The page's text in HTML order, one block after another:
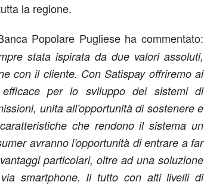
la regione.
Popolare Pugliese ha commentato:
stata ispirata da due valori assoluti,
con il cliente. Con Satispay offriremo ai
per lo sviluppo dei sistemi di
unita all’opportunità di sostenere e
che rendono il sistema un
avranno l’opportunità di entrare a far
particolari, oltre ad una soluzione
smartphone. Il tutto con alti livelli di